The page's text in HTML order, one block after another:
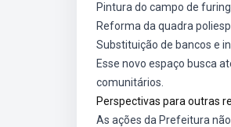
Pintura do campo de
Reforma da quadra
Substituição de bancos e
Esse novo espaço busca
comunitários.
Perspectivas para outras
As ações da Prefeitura